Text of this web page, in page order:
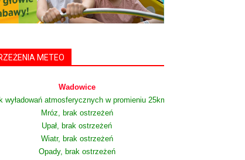
METEO
Wadowice
wyładowań atmosferycznych w promieniu 25km
Mróz, brak ostrzeżeń
Upał, brak ostrzeżeń
Wiatr, brak ostrzeżeń
Opady, brak ostrzeżeń